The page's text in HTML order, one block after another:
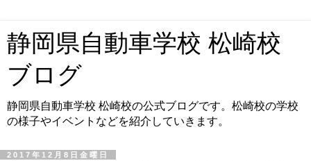
静岡県自動車学校 松崎校
ブログ
静岡県自動車学校 松崎校の公式ブログです。松崎校の学校
の様子やイベントなどを紹介していきます。
2017年12月8日金曜日